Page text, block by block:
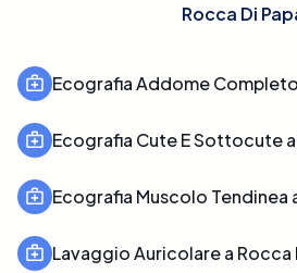
Rocca Di
Ecografia Addome Completo
Ecografia Cute E Sottocute a
Ecografia Muscolo Tendinea
Lavaggio Auricolare a Rocca